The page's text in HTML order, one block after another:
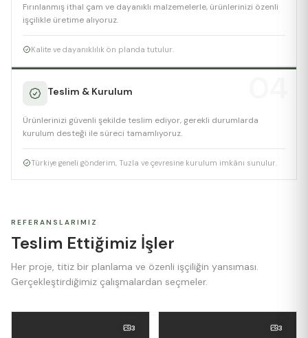
Fırınlanmış ithal çam ve dayanıklı malzemelerle, ürünlerinizi özenli
işçilikle üretime alıyoruz.
Kalite ve dayanıklılık ön planda tutulur.
Teslim & Kurulum
Ürünlerinizi güvenli şekilde teslim ediyor, gerekli durumlarda
kurulum desteği ile süreci tamamlıyoruz.
Türkiye geneli gönderim, Tuzla ve çevresine kurulum imkânı sunulur.
REFERANSLARIMIZ
Teslim Ettiğimiz İşler
Her proje, titiz bir planlama ve özenli işçiliğin yansıması.
Gerçekleştirdiğimiz çalışmalardan seçmeler.
3 3